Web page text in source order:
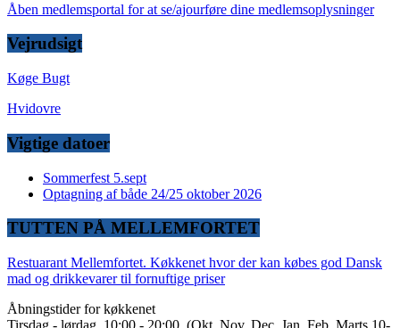
Åben medlemsportal for at se/ajourføre dine medlemsoplysninger
Vejrudsigt
Køge Bugt
Hvidovre
Vigtige datoer
Sommerfest 5.sept
Optagning af både 24/25 oktober 2026
TUTTEN PÅ MELLEMFORTET
Restuarant Mellemfortet. Køkkenet hvor der kan købes god Dansk
mad og drikkevarer til fornuftige priser
Åbningstider for køkkenet
Tirsdag - lørdag. 10:00 - 20:00. (Okt, Nov, Dec, Jan, Feb, Marts 10-